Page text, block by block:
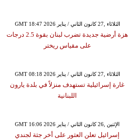
GMT 18:47 2026 الثلاثاء ,27 كانون الثاني / يناير
هزة أرضية جديدة تضرب لبنان بقوة 2.5 درجات
على مقياس ريختر
GMT 08:18 2026 الثلاثاء ,27 كانون الثاني / يناير
غارة إسرائيلية تستهدف منزلاً في بلدة يارون
اللبنانية
GMT 16:06 2026 الإثنين ,26 كانون الثاني / يناير
إسرائيل تعلن العثور على أخر جثة لجندي